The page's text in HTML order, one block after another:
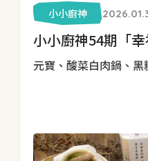
小小廚神
小小廚神54期「幸
元寶、酸菜白肉鍋、黑